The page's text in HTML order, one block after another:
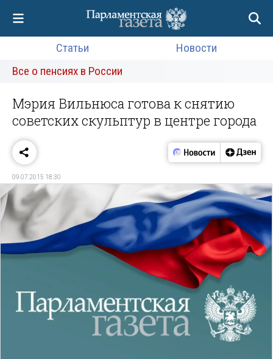
Статьи
Новости
Все о пенсиях в России
Мэрия Вильнюса готова к снятию
советских скульптур в центре города
09.07.2015 18:30